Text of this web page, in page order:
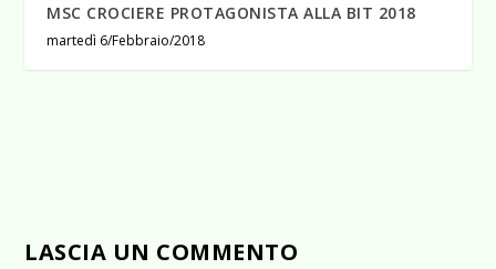
MSC CROCIERE PROTAGONISTA ALLA BIT 2018
martedì 6/Febbraio/2018
LASCIA UN COMMENTO